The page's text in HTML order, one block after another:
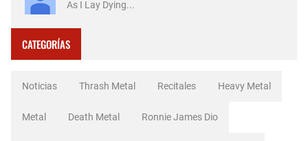
As I Lay Dying...
CATEGORÍAS
Noticias Thrash Metal Recitales Heavy Metal
Metal Death Metal Ronnie James Dio